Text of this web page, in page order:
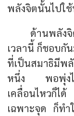
พลังจิตนั้นไปใช้
ด้านพลัง
เวลานี้ ก็ชอบกั
ที่เป็นสมาธิมีพลั
หนึ่ง พอพุ่งไป
เคลื่อนไหวก็ไ
เฉพาะจุด ก็ทำ